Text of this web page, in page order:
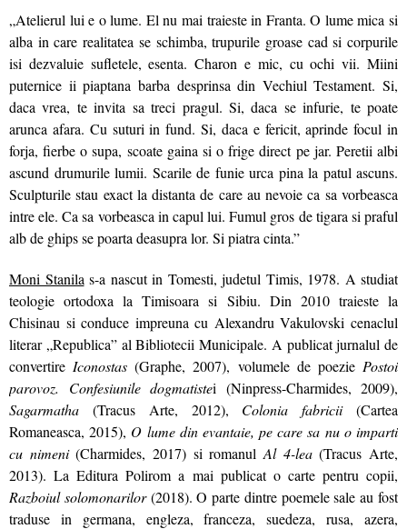
„Atelierul lui e o lume. El nu mai traieste in Franta. O lume mica si
alba in care realitatea se schimba, trupurile groase cad si corpurile
isi dezvaluie sufletele, esenta. Charon e mic, cu ochi vii. Miini
puternice ii piaptana barba desprinsa din Vechiul Testament. Si,
daca vrea, te invita sa treci pragul. Si, daca se infurie, te poate
arunca afara. Cu suturi in fund. Si, daca e fericit, aprinde focul in
forja, fierbe o supa, scoate gaina si o frige direct pe jar. Peretii albi
ascund drumurile lumii. Scarile de funie urca pina la patul ascuns.
Sculpturile stau exact la distanta de care au nevoie ca sa vorbeasca
intre ele. Ca sa vorbeasca in capul lui. Fumul gros de tigara si praful
alb de ghips se poarta deasupra lor. Si piatra cinta.”
Moni Stanila s-a nascut in Tomesti, judetul Timis, 1978. A studiat
teologie ortodoxa la Timisoara si Sibiu. Din 2010 traieste la
Chisinau si conduce impreuna cu Alexandru Vakulovski cenaclul
literar „Republica” al Bibliotecii Municipale. A publicat jurnalul de
convertire Iconostas(Graphe, 2007), volumele de poezie Postoi
parovoz. Confesiunile dogmatistei (Ninpress-Charmides, 2009),
Sagarmatha (Tracus Arte, 2012), Colonia fabricii(Cartea
Romaneasca, 2015), O lume din evantaie, pe care sa nu o imparti
cu nimeni(Charmides, 2017) si romanulAl 4-lea(Tracus Arte,
2013). La Editura Polirom a mai publicat o carte pentru copii,
Razboiul solomonarilor(2018). O parte dintre poemele sale au fost
traduse in germana, engleza, franceza, suedeza, rusa, azera,